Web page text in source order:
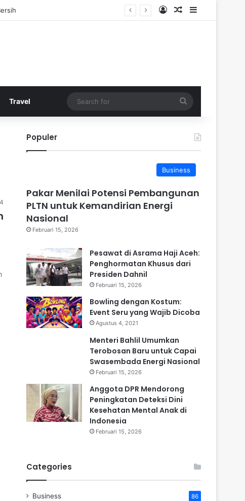
Log InRandom Article
Sidebar
Travel
for
Populer
Business
Pakar Menilai Potensi Pembangunan
PLTN untuk Kemandirian Energi
Nasional
Februari 15, 2026
Pesawat di Asrama Haji Aceh:
Penghormatan Khusus dari
Presiden Dahnil
Februari 15, 2026
Bowling dengan Kostum:
Event Seru yang Wajib Dicoba
Agustus 4, 2021
Menteri Bahlil Umumkan
Terobosan Baru untuk Capai
Swasembada Energi Nasional
Februari 15, 2026
Anggota DPR Mendorong
Peningkatan Deteksi Dini
Kesehatan Mental Anak di
Indonesia
Februari 15, 2026
Categories
Business 86